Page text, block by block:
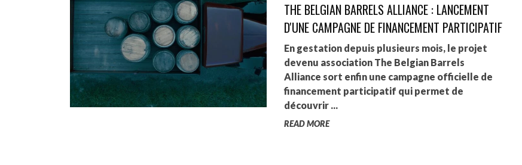
AGALMA PADAW0NE
JEREMY KUPROWSKI
FLORENCE CONSTANTIN
THE BELGIAN BARRELS ALLIANCE : LANCEMENT
D'UNE CAMPAGNE DE FINANCEMENT PARTICIPATIF
En gestation depuis plusieurs mois, le projet
devenu association The Belgian Barrels
Alliance sort enfin une campagne officielle de
financement participatif qui permet de
découvrir ...
READ MORE